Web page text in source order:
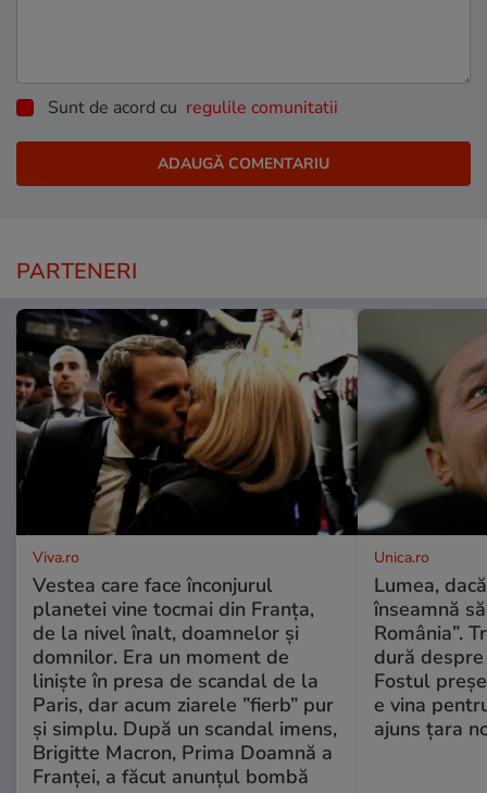
Sunt de acord cu regulile comunitatii
PARTENERI
Viva.ro
Vestea care face înconjurul
planetei vine tocmai din Franța,
de la nivel înalt, doamnelor și
domnilor. Era un moment de
liniște în presa de scandal de la
Paris, dar acum ziarele ”fierb” pur
și simplu. După un scandal imens,
Brigitte Macron, Prima Doamnă a
Franței, a făcut anunțul bombă
Unica.ro
Lumea,
înseamnă
România”.
dură
Fostul
e vina
ajuns țara